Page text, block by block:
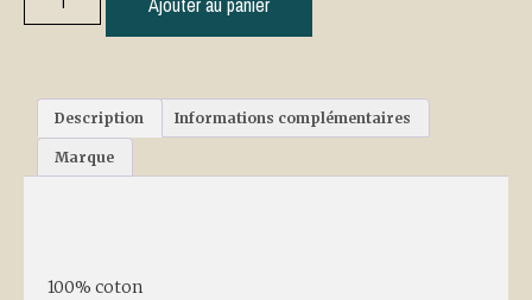
Description Informations complémentaires
Marque
100% coton